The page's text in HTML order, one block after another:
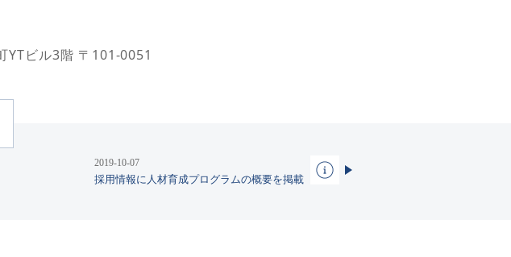
YTビル3階 〒101-0051
2019-10-07
採用情報に人材育成プログラムの概要を掲載